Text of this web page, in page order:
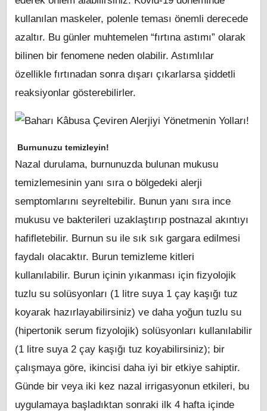
kullanılan maskeler, polenle teması önemli derecede
azaltır. Bu günler muhtemelen “fırtına astımı” olarak
bilinen bir fenomene neden olabilir. Astımlılar
özellikle fırtınadan sonra dışarı çıkarlarsa şiddetli
reaksiyonlar gösterebilirler.
Burnunuzu temizleyin!
Nazal durulama, burnunuzda bulunan mukusu
temizlemesinin yanı sıra o bölgedeki alerji
semptomlarını seyreltebilir. Bunun yanı sıra ince
mukusu ve bakterileri uzaklaştırıp postnazal akıntıyı
hafifletebilir. Burnun su ile sık sık gargara edilmesi
faydalı olacaktır. Burun temizleme kitleri
kullanılabilir. Burun içinin yıkanması için fizyolojik
tuzlu su solüsyonları (1 litre suya 1 çay kaşığı tuz
koyarak hazırlayabilirsiniz) ve daha yoğun tuzlu su
(hipertonik serum fizyolojik) solüsyonları kullanılabilir
(1 litre suya 2 çay kaşığı tuz koyabilirsiniz); bir
çalışmaya göre, ikincisi daha iyi bir etkiye sahiptir.
Günde bir veya iki kez nazal irrigasyonun etkileri, bu
uygulamaya başladıktan sonraki ilk 4 hafta içinde